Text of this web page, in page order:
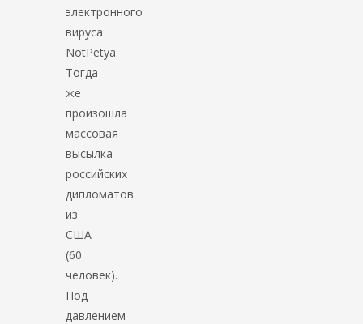
электронного
вируса
NotPetya.
Тогда
же
произошла
массовая
высылка
российских
дипломатов
из
США
(60
человек).
Под
давлением